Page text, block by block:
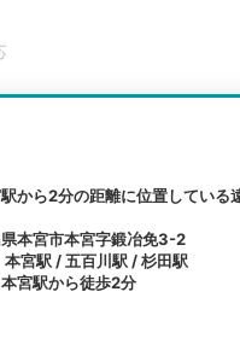
から2分の距離に位置している
本宮市本宮字鍛冶免3-2
本宮駅 / 五百川駅 / 杉田駅
宮駅から徒歩2分